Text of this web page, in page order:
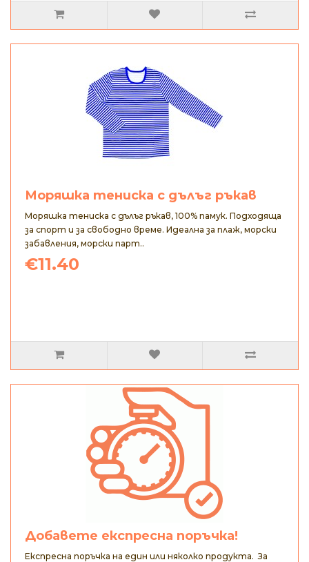
Моряшка тениска с дълъг ръкав
Моряшка тениска с дълъг ръкав, 100% памук. Подходяща
за спорт и за свободно време. Идеална за плаж, морски
забавления, морски парт..
€11.40
Добавете експресна поръчка!
Експресна поръчка на един или няколко продукта. За